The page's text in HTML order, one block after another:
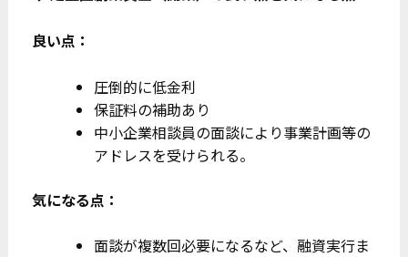
良い点：
圧倒的に低金利
保証料の補助あり
中小企業相談員の面談により事業計画等の
アドレスを受けられる。
気になる点：
面談が複数回必要になるなど、融資実行ま